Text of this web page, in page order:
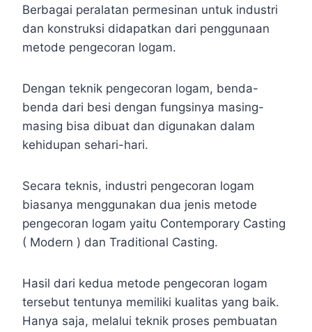
Berbagai peralatan permesinan untuk industri
dan konstruksi didapatkan dari penggunaan
metode pengecoran logam.
Dengan teknik pengecoran logam, benda-
benda dari besi dengan fungsinya masing-
masing bisa dibuat dan digunakan dalam
kehidupan sehari-hari.
Secara teknis, industri pengecoran logam
biasanya menggunakan dua jenis metode
pengecoran logam yaitu Contemporary Casting
( Modern ) dan Traditional Casting.
Hasil dari kedua metode pengecoran logam
tersebut tentunya memiliki kualitas yang baik.
Hanya saja, melalui teknik proses pembuatan